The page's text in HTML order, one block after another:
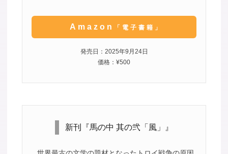
Amazon 「電子書籍」
発売日：2025年9月24日
価格：¥500
新刊『馬の中 其の弐「風」』